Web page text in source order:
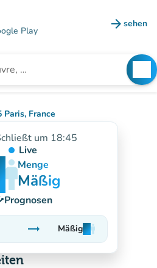
Play arrow_forward sehen
(new
Paris, France
Maps öffnen)
um 18:45
Live
Menge
Mäßig
Prognosen
trending_flat
Stabil
Mäßigman
man
man